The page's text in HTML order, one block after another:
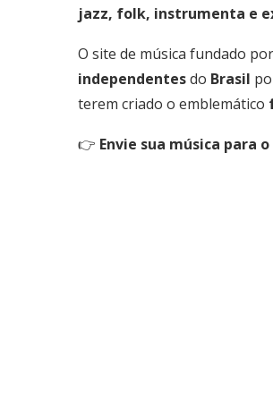
jazz, folk, instrumenta e
O site de música fundado por
independentesdo Brasil
terem criado o emblemático
👉 Envie sua música para